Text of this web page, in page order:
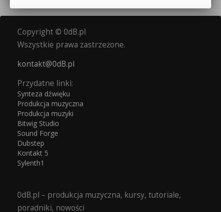
Copyright © 0dB.pl
Wszystkie prawa zastrzeżone.
kontakt@0dB.pl
Przydatne linki:
Synteza dźwięku
Produkcja muzyczna
Produkcja muzyki
Bitwig Studio
Sound Forge
Dubstep
Kontakt 5
Sylenth1
0dB.pl – produkcja muzyczna, kursy, tutoriale,
poradniki, nowości